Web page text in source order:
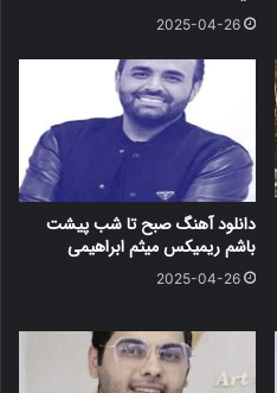
2025-04-26
دانلود آهنگ صبح تا شب پیشت
باشم ریمیکس میثم ابراهیمی
2025-04-26